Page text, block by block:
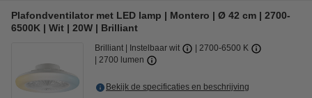
Plafondventilator met LED lamp | Montero | Ø 42 cm | 2700-
6500K | Wit | 20W | Brilliant
Brilliant Instelbaar wit
2700-6500 K
2700 lumen
Bekijk de specificaties en beschrijving